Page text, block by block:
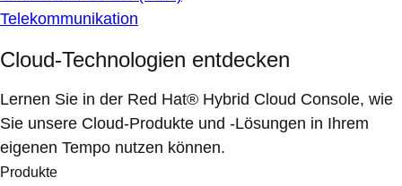
Telekommunikation
Cloud-Technologien entdecken
Lernen Sie in der Red Hat® Hybrid Cloud Console, wie
Sie unsere Cloud-Produkte und -Lösungen in Ihrem
eigenen Tempo nutzen können.
Produkte